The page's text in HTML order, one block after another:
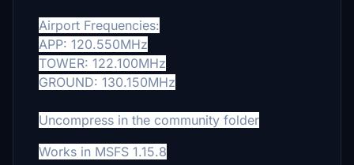
Airport Frequencies:
APP: 120.550MHz
TOWER: 122.100MHz
GROUND: 130.150MHz
Uncompress in the community folder
Works in MSFS 1.15.8